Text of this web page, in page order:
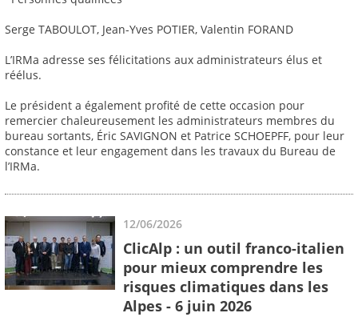
Serge TABOULOT, Jean-Yves POTIER, Valentin FORAND
L’IRMa adresse ses félicitations aux administrateurs élus et
réélus.
Le président a également profité de cette occasion pour
remercier chaleureusement les administrateurs membres du
bureau sortants, Éric SAVIGNON et Patrice SCHOEPFF, pour leur
constance et leur engagement dans les travaux du Bureau de
l’IRMa.
12/06/2026
ClicAlp : un outil franco-italien
pour mieux comprendre les
risques climatiques dans les
Alpes - 6 juin 2026